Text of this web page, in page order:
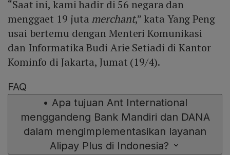
“Saat ini, kami hadir di 56 negara dan
menggaet 19 juta merchant,” kata Yang Peng
usai bertemu dengan Menteri Komunikasi
dan Informatika Budi Arie Setiadi di Kantor
Kominfo di Jakarta, Jumat (19/4).
FAQ
• Apa tujuan Ant International
menggandeng Bank Mandiri dan DANA
dalam mengimplementasikan layanan
Alipay Plus di Indonesia?